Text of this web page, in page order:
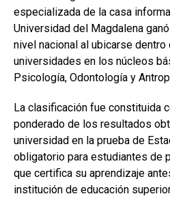
especializada de la casa
Universidad del Magdalena
nivel nacional al ubicarse
universidades en los núcleos
Psicología, Odontología y
La clasificación fue constituida
ponderado de los resultados
universidad en la prueba de
obligatorio para estudiantes de
que certifica su aprendizaje
institución de educación